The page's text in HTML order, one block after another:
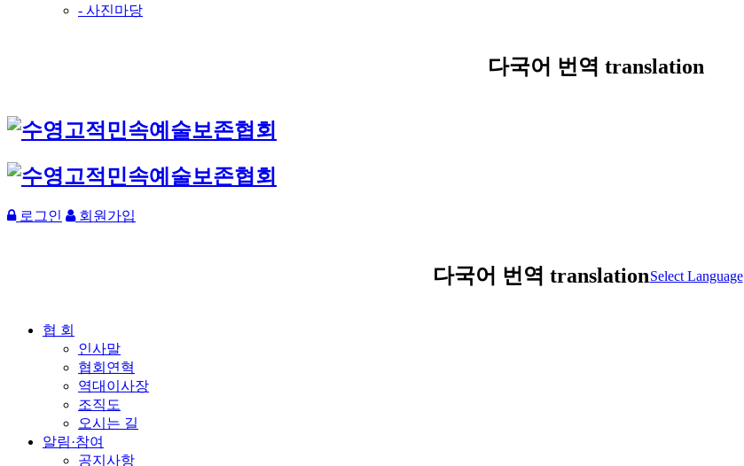
- 사진마당
다국어 번역 translation
로그인 회원가입
다국어 번역 translationSelect Language
협 회
인사말
협회연혁
역대이사장
조직도
오시는 길
알림·참여
공지사항